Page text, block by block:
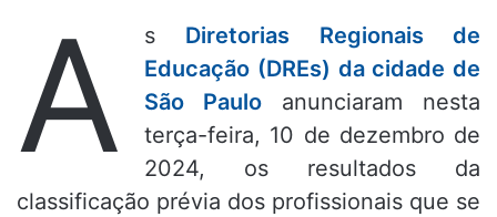
A s Diretorias Regionais de
Educação (DREs) da cidade de
São Paulo anunciaram nesta
terça-feira, 10 de dezembro de
2024, os resultados da
classificação prévia dos profissionais que se